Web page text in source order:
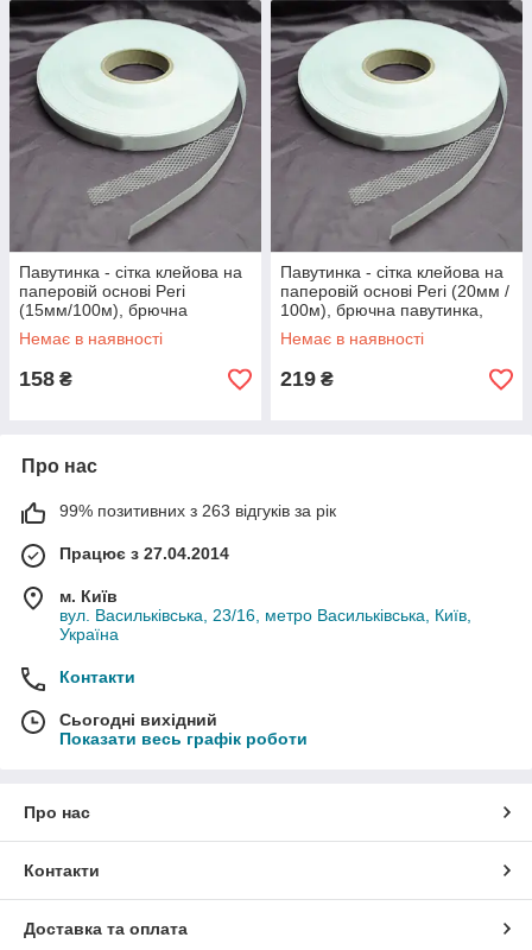
Павутинка - сітка клейова на
паперовій основі Peri
(15мм/100м), брючна
павутинка, термо павутинка,
біла (5975)
Немає в наявності
158 ₴
Павутинка - сітка клейова на
паперовій основі Peri (20мм /
100м), брючна павутинка,
термо павутинка (біла)
(6548)
Немає в наявності
219 ₴
Про нас
99% позитивних з 263 відгуків за рік
Працює з 27.04.2014
м. Київ
вул. Васильківська, 23/16, метро Васильківська, Київ,
Україна
Контакти
Сьогодні вихідний
Показати весь графік роботи
Про нас
Контакти
Доставка та оплата